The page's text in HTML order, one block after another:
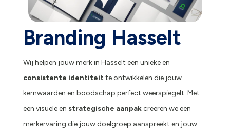
Branding Hasselt
Wij helpen jouw merk in Hasselt een unieke en
consistente identiteitte ontwikkelen die jouw
kernwaarden en boodschap perfect weerspiegelt. Met
een visuele en strategische aanpakcreëren we een
merkervaring die jouw doelgroep aanspreekt en jouw